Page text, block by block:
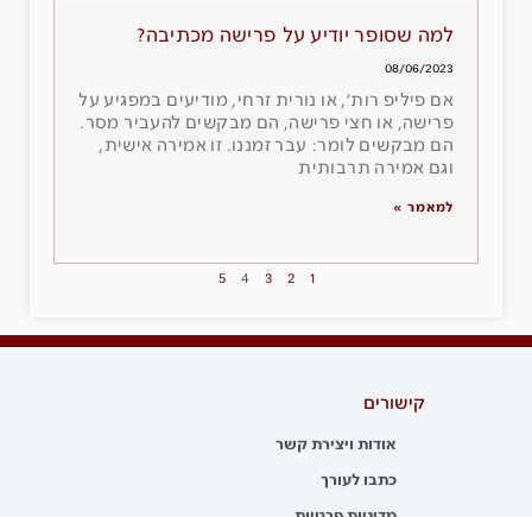
למה שסופר יודיע על פרישה מכתיבה?
08/06/2023
אם פיליפ רות׳, או נורית זרחי, מודיעים במפגיע על
פרישה, או חצי פרישה, הם מבקשים להעביר מסר.
הם מבקשים לומר: עבר זמננו. זו אמירה אישית,
וגם אמירה תרבותית
למאמר »
1
2
3
4
5
קישורים
אודות ויצירת קשר
כתבו לעורך